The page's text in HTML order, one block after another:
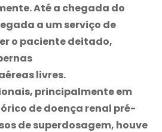
Até a chegada do
a um serviço de
o paciente deitado,
livres.
principalmente em
de doença renal pré-
de superdosagem, houve